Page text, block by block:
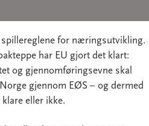
spillereglene for næringsutvikling.
har EU gjort det klart:
og gjennomføringsevne skal
gjennom EØS – og dermed
eller ikke.